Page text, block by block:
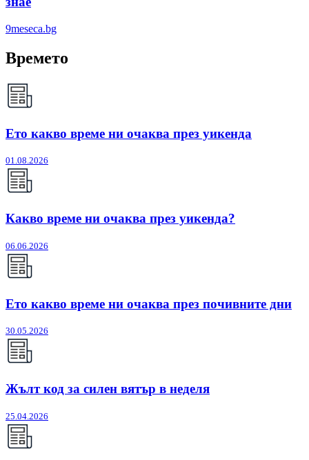
9meseca.bg
Времето
Ето какво време ни очаква през уикенда
01.08.2026
Какво време ни очаква през уикенда?
06.06.2026
Ето какво време ни очаква през почивните дни
30.05.2026
Жълт код за силен вятър в неделя
25.04.2026